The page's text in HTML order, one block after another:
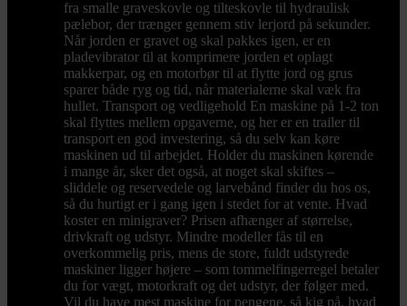
fra smalle graveskovle og tilteskovle til hydraulisk
pælebor, der trænger gennem stiv lerjord på sekunder.
Når jorden er gravet og skal pakkes igen, er en
pladevibrator til at komprimere jorden et oplagt
makkerpar, og en motorbør til at flytte jord og grus
sparer både ryg og tid, når materialerne skal væk fra
hullet. Transport og vedligehold En maskine på 1-2 ton
skal flyttes mellem opgaverne, og her er en trailer til
transport en god investering, så du selv kan køre
maskinen ud til arbejdet. Holder du maskinen kørende
i mange år, sker det også, at noget skal skiftes –
sliddele og reservedele og larvebånd finder du hos os,
så du hurtigt er i gang igen i stedet for at vente. Hvad
koster en minigraver? Prisen afhænger af størrelse,
drivkraft og udstyr. Mindre modeller fås til en
overkommelig pris, mens de store, fuldt udstyrede
maskiner ligger højere – som tommelfingerregel betaler
du for vægt, motorkraft og det udstyr, der følger med.
Vil du have mest maskine for pengene, så kig på, hvad